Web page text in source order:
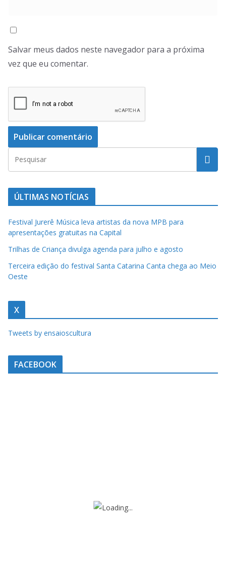
Salvar meus dados neste navegador para a próxima
vez que eu comentar.
ÚLTIMAS NOTÍCIAS
Festival Jurerê Música leva artistas da nova MPB para
apresentações gratuitas na Capital
Trilhas de Criança divulga agenda para julho e agosto
Terceira edição do festival Santa Catarina Canta chega ao Meio
Oeste
X
Tweets by ensaioscultura
FACEBOOK